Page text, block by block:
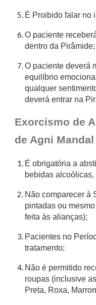
É Proibido falar no
O paciente
dentro da Pirâmide;
O paciente deverá
equilíbrio
qualquer
deverá entrar na
Exorcismo de
de Agni Mandal
É obrigatória a
bebidas
Não comparecer à
pintadas ou
feita às alianças);
Pacientes no
tratamento;
Não é permitido
roupas (inclusive
Preta, Roxa,